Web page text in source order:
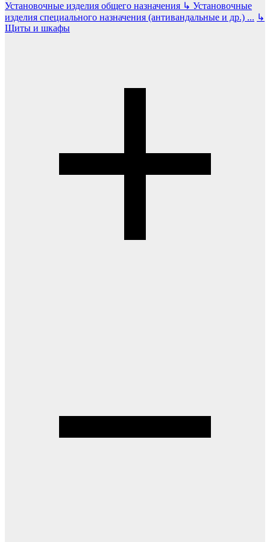
Установочные изделия общего назначения ↳ Установочные
изделия специального назначения (антивандальные и др.) ... ↳
Щиты и шкафы